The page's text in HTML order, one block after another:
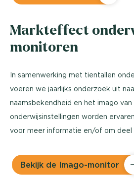
Markteffect
monitoren
In samenwerking met tientallen
voeren we jaarlijks onderzoek uit
naamsbekendheid en het imago
onderwijsinstellingen worden
voor meer informatie en/of om deel
Bekijk de Imago-monitor